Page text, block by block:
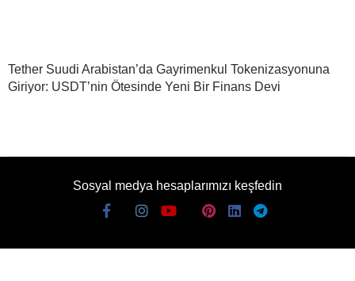
Tether Suudi Arabistan’da Gayrimenkul Tokenizasyonuna
Giriyor: USDT’nin Ötesinde Yeni Bir Finans Devi
Sosyal medya hesaplarımızı keşfedin